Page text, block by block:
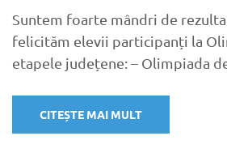
Suntem foarte mândri de
felicităm elevii participanți la
etapele județene: – Olimpiada
CITEȘTE MAI MULT